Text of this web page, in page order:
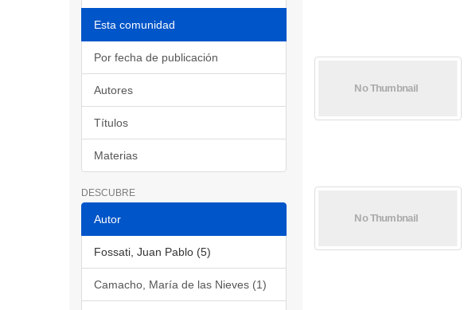
Esta comunidad
Por fecha de publicación
Autores
Títulos
Materias
DESCUBRE
Autor
Fossati, Juan Pablo (5)
Camacho, María de las Nieves (1)